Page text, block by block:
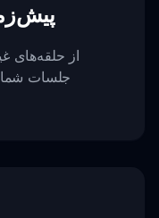
از حلقه‌های
جلسات